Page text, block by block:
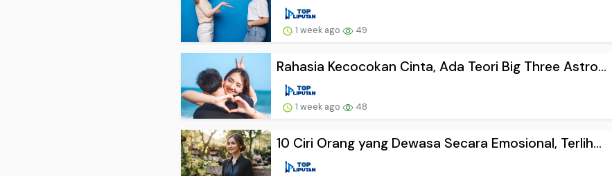
1 week ago 49
Rahasia Kecocokan Cinta, Ada Teori Big Three Astro...
1 week ago 48
10 Ciri Orang yang Dewasa Secara Emosional, Terlih...